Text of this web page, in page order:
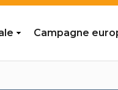
Campagne